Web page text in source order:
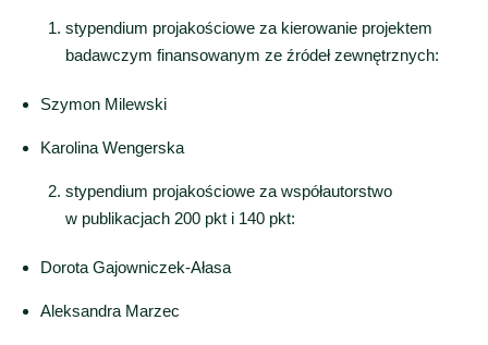
stypendium projakościowe za kierowanie projektem
badawczym finansowanym ze źródeł zewnętrznych:
Szymon Milewski
Karolina Wengerska
stypendium projakościowe za współautorstwo
w publikacjach 200 pkt i 140 pkt:
Dorota Gajowniczek-Ałasa
Aleksandra Marzec